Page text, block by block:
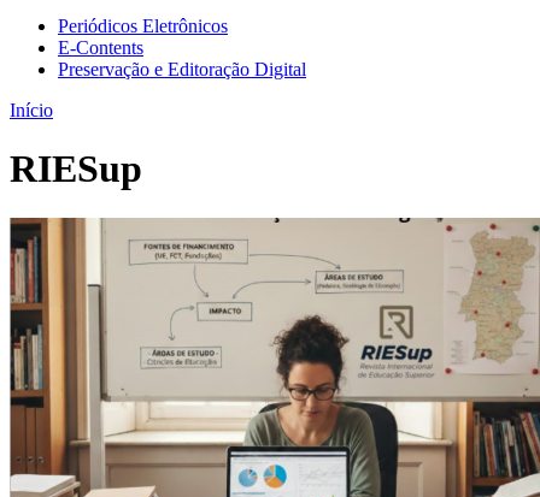
Periódicos Eletrônicos
E-Contents
Preservação e Editoração Digital
Início
RIESup